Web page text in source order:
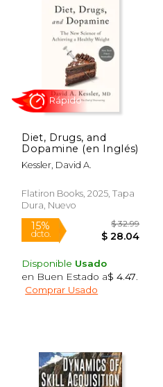
40%
dcto.
Diet, Drugs, and
Dopamine (en Inglés)
Kessler, David A.
Flatiron Books, 2025, Tapa
Dura, Nuevo
15%
dcto.
Rápido
Disponible Usado
en Buen Estado a$ 4.47
Comprar Usado